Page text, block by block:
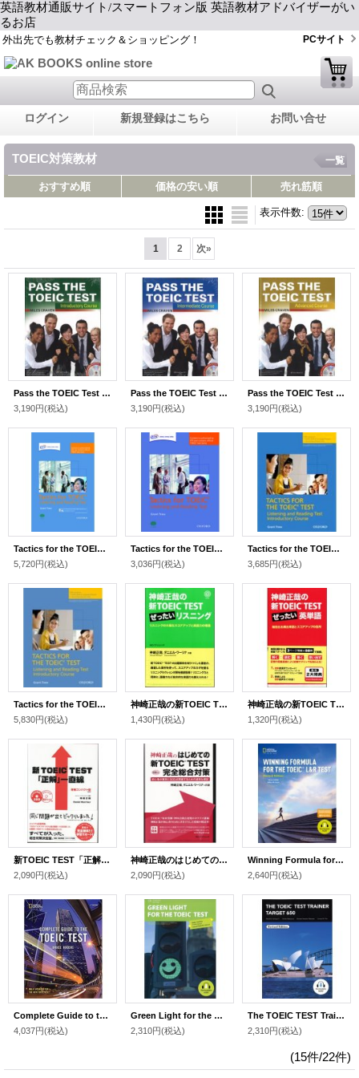
英語教材通販サイト/スマートフォン版 英語教材アドバイザーがい
るお店
外出先でも教材チェック＆ショッピング！ PCサイト
ログイン 新規登録はこちら お問い合せ
TOEIC対策教材 一覧
おすすめ順 価格の安い順 売れ筋順
表示件数:
1 2 次»
Pass the TOEIC Test Introductory Course +MP3 CD
3,190円(税込)
Pass the TOEIC Test Intermediate Course +MP3 CD
3,190円(税込)
Pass the TOEIC Test Advanced Course +MP3 CD
3,190円(税込)
Tactics for the TOEIC® Listening & Reading Test Pack
5,720円(税込)
Tactics for the TOEIC® Listening & Reading Test Student Book
3,036円(税込)
Tactics for the TOEIC® Listening & Reading Test Introductory Student Book with Online Skills Practice
3,685円(税込)
Tactics for the TOEIC® Listening & Reading Test Introductory Course Pack
5,830円(税込)
神崎正哉の新TOEIC TEST ぜったいリスニング
1,430円(税込)
神崎正哉の新TOEIC TEST ぜったい英単語
1,320円(税込)
新TOEIC TEST「正解」一直線 増補コンパクト版
2,090円(税込)
神崎正哉のはじめての新TOEIC TEST完全総合対策
2,090円(税込)
Winning Formula for the TOEIC L&R Test Revised Edition
2,640円(税込)
Complete Guide to the TOEIC Test 4th Edition Textbook
4,037円(税込)
Green Light for the TOEIC Test Student Book
2,310円(税込)
The TOEIC TEST Trainer Target 650 Revised edition Text
2,310円(税込)
(15件/22件)